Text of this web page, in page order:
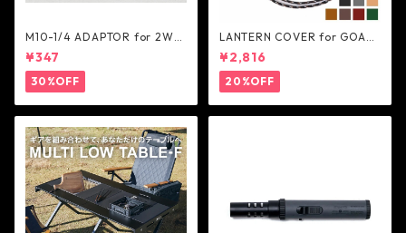
M10-1/4 ADAPTOR for 2WA
Y STAND - 5050WORKSHOP
¥347
30%OFF
LANTERN COVER for GOALZ
ERO BLACK - AS2OV
¥2,816
20%OFF